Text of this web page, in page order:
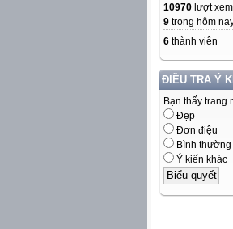
10970 lượt xem
9 trong hôm
6 thành viên
ĐIỀU TRA Ý
Bạn thấy trang
Đẹp
Đơn điệu
Bình thường
Ý kiến khác